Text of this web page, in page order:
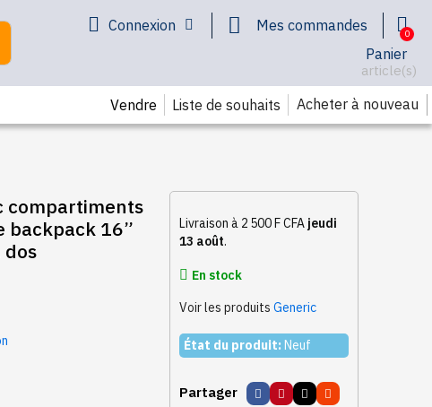
Connexion
Mes commandes
Panier
article(s)
Vendre Liste de souhaits Acheter à nouveau
compartiments
backpack 16”
Livraison à 2 500 F CFA jeudi
13 août.
En stock
Voir les produits Generic
État du produit: Neuf
Partager